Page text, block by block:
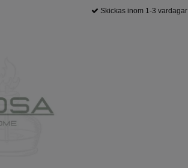
Skickas inom 1-3 vardagar